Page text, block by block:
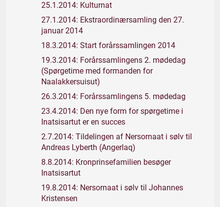
25.1.2014: Kulturnat
27.1.2014: Ekstraordinærsamling den 27.
januar 2014
18.3.2014: Start forårssamlingen 2014
19.3.2014: Forårssamlingens 2. mødedag
(Spørgetime med formanden for
Naalakkersuisut)
26.3.2014: Forårssamlingens 5. mødedag
23.4.2014: Den nye form for spørgetime i
Inatsisartut er en succes
2.7.2014: Tildelingen af Nersornaat i sølv til
Andreas Lyberth (Angerlaq)
8.8.2014: Kronprinsefamilien besøger
Inatsisartut
19.8.2014: Nersornaat i sølv til Johannes
Kristensen